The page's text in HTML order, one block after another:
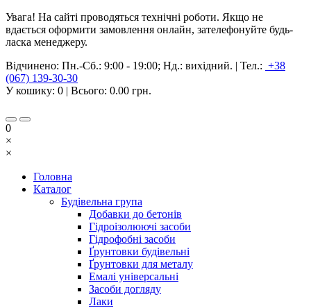
Увага! На сайті проводяться технічні роботи. Якщо не
вдається оформити замовлення онлайн, зателефонуйте будь-
ласка менеджеру.
Відчинено: Пн.-Сб.: 9:00 - 19:00; Нд.: вихідний. | Тел.: +38
(067) 139-30-30
У кошику: 0 | Всього: 0.00 грн.
0
×
×
Головна
Каталог
Будівельна група
Добавки до бетонів
Гідроізолюючі засоби
Гідрофобні засоби
Ґрунтовки будівельні
Ґрунтовки для металу
Емалі універсальні
Засоби догляду
Лаки